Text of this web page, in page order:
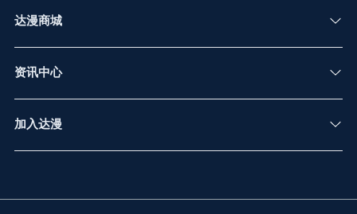
运营中心分布
办公地点
达漫风采
达漫商城
核心优势
服务场景
商品品牌
资讯中心
达漫公告
加入达漫